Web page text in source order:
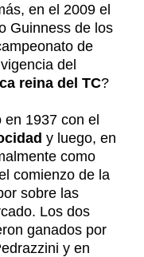
en el 2009 el
Guinness de los
de
del
reina del TC?
en 1937 con el
y luego, en
como
comienzo de la
sobre las
Los dos
ganados por
y en